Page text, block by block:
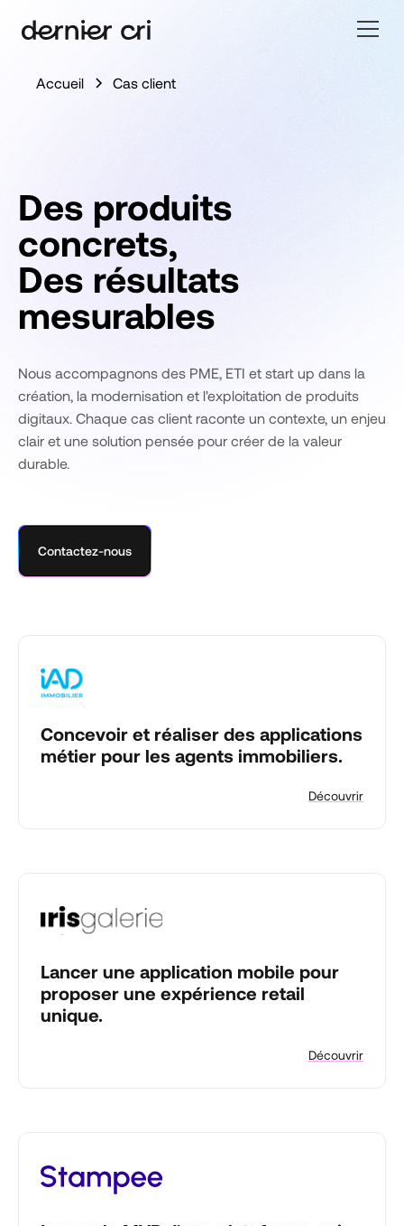
Accueil Cas client
Des produits
concrets,
Des résultats
mesurables
Nous accompagnons des PME, ETI et start up dans la
création, la modernisation et l'exploitation de produits
digitaux. Chaque cas client raconte un contexte, un enjeu
clair et une solution pensée pour créer de la valeur
durable.
Contactez-nous
Concevoir et réaliser des applications
métier pour les agents immobiliers.
Découvrir
Lancer une application mobile pour
proposer une expérience retail
unique.
Découvrir